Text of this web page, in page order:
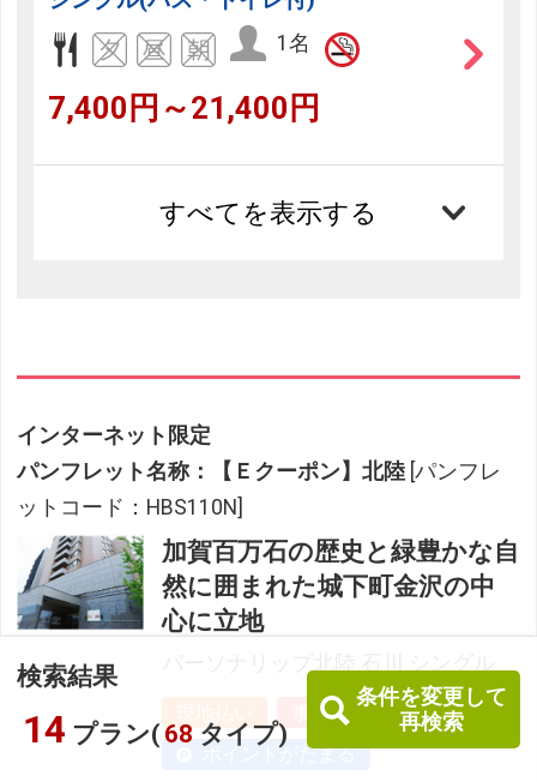
検索結果
14 プラン( 68 タイプ)
条件を変更して
再検索
1名
7,400円～21,400円
すべてを表示する
インターネット限定
パンフレット名称：【Ｅクーポン】北陸 [パンフレ
ットコード：HBS110N]
加賀百万石の歴史と緑豊かな自
然に囲まれた城下町金沢の中
心に立地
事前払い
ポイントがたまる